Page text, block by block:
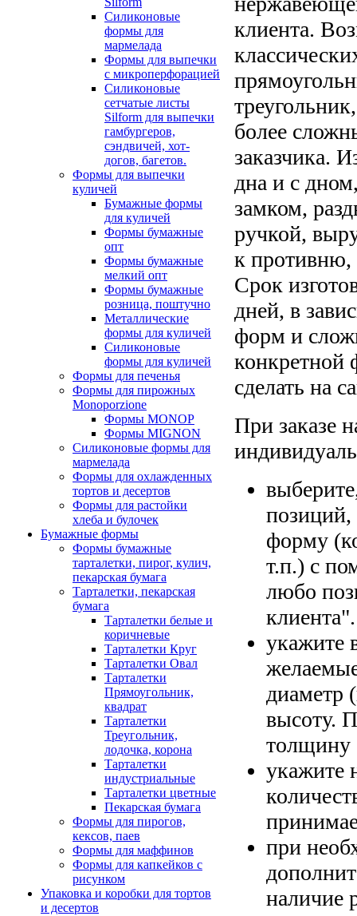
Силиконовые
формы для
мармелада
Формы для выпечки
с микроперфорацией
Силиконовые
сетчатые листы
Silform для выпечки
гамбургеров,
сэндвичей, хот-
догов, багетов.
Формы для выпечки
куличей
Бумажные формы
для куличей
Формы бумажные
опт
Формы бумажные
мелкий опт
Формы бумажные
розница, поштучно
Металлические
формы для куличей
Силиконовые
формы для куличей
Формы для печенья
Формы для пирожных
Monoporzione
Формы MONOP
Формы MIGNON
Силиконовые формы для
мармелада
Формы для oхлажденных
тортов и десертов
Формы для растойки
хлеба и булочек
Бумажные формы
Формы бумажные
тарталетки, пирог, кулич,
пекарская бумага
Тарталетки, пекарская
бумага
Тарталетки белые и
коричневые
Тарталетки Круг
Тарталетки Овал
Тарталетки
Прямоугольник,
квадрат
Тарталетки
Треугольник,
лодочка, корона
Тарталетки
индустриальные
Тарталетки цветные
Пекарская бумага
Формы для пирогов,
кексов, паев
Формы для маффинов
Формы для капкейков с
рисунком
Упаковка и коробки для тортов
и десертов
клиента.
более
заказчика.
дна и с
замком,
ручкой,
к противню,
Срок
дней, в
форм и
конкретной
сделать на
При заказе
форму
т.п.) с
любо
клиента".
укажите
диаметр
высоту.
толщину
укажите
при
наличие